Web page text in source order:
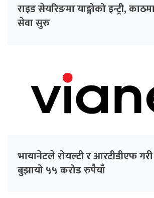
राइड सेयरिङमा याङ्गोको इन्ट्री,
सेवा सुरु
भायानेटले रोयल्टी र आरटीडीएफ
बुझायो ५५ करोड रुपैयाँ